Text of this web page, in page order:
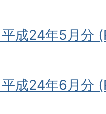
成24年5月分
成24年6月分